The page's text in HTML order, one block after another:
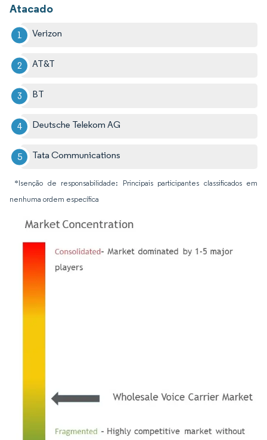
Atacado
Verizon
AT&T
BT
Deutsche Telekom AG
Tata Communications
*Isenção de responsabilidade: Principais participantes classificados em
nenhuma ordem específica